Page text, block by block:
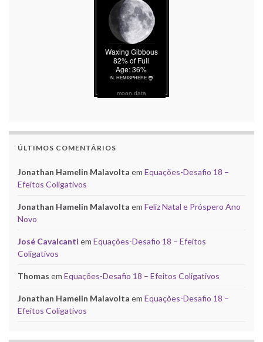
moon data
ÚLTIMOS COMENTÁRIOS
Jonathan Hamelin Malavolta em Equações-Desafio 18 –
Efeitos Coligativos
Jonathan Hamelin Malavolta em Feliz Natal e Próspero Ano
Novo
José Cavalcanti em Equações-Desafio 18 – Efeitos
Coligativos
Thomas em Equações-Desafio 18 – Efeitos Coligativos
Jonathan Hamelin Malavolta em Equações-Desafio 18 –
Efeitos Coligativos